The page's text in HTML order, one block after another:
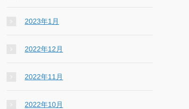
2023年1月
2022年12月
2022年11月
2022年10月